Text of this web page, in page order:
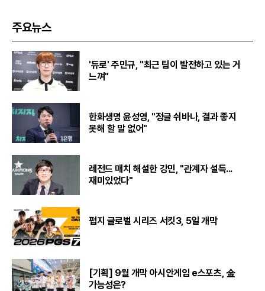
주요뉴스
'듀로' 주민규, "최근 팀이 발전하고 있는 거
느껴"
한화생명 윤성영, "정글 쉬바나, 결과 좋지
못해 할 말 없어"
레전드 매치 해설한 강민, "관계자 설득...
재미있었다"
펍지 글로벌 시리즈 서킷3, 5일 개막
[기획] 9월 개막 아시안게임 e스포츠, 金
가능성은?